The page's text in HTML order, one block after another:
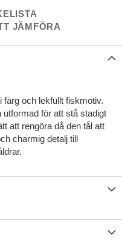
JÄMFÖRA
och lekfullt fiskmotiv.
för att stå stadigt
att rengöra då den tål att
charmig detalj till